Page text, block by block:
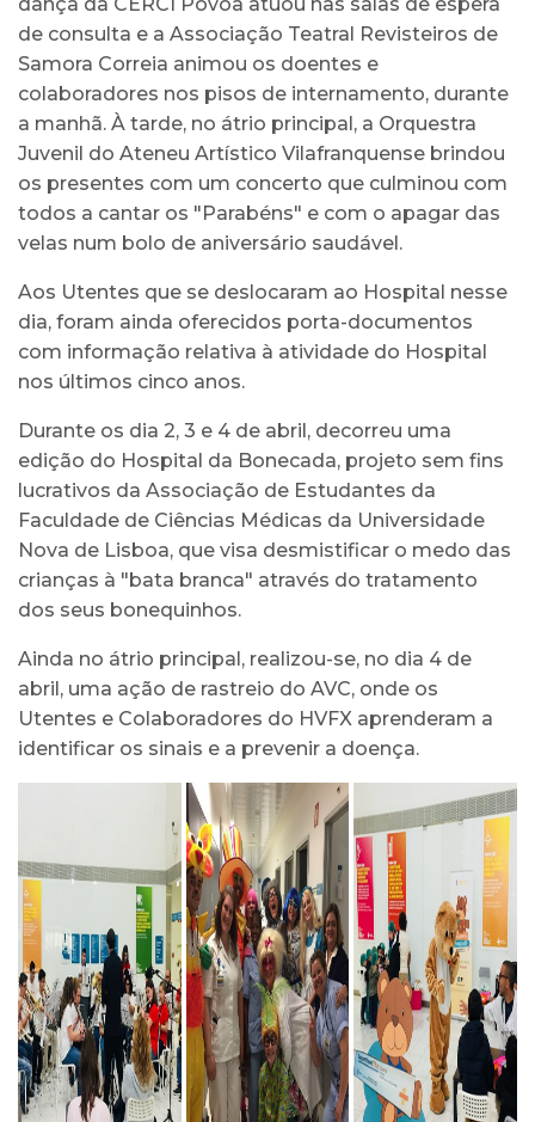
dança da CERCI Póvoa atuou nas salas de espera
de consulta e a Associação Teatral Revisteiros de
Samora Correia animou os doentes e
colaboradores nos pisos de internamento, durante
a manhã. À tarde, no átrio principal, a Orquestra
Juvenil do Ateneu Artístico Vilafranquense brindou
os presentes com um concerto que culminou com
todos a cantar os "Parabéns" e com o apagar das
velas num bolo de aniversário saudável.
Aos Utentes que se deslocaram ao Hospital nesse
dia, foram ainda oferecidos porta-documentos
com informação relativa à atividade do Hospital
nos últimos cinco anos.
Durante os dia 2, 3 e 4 de abril, decorreu uma
edição do Hospital da Bonecada, projeto sem fins
lucrativos da Associação de Estudantes da
Faculdade de Ciências Médicas da Universidade
Nova de Lisboa, que visa desmistificar o medo das
crianças à "bata branca" através do tratamento
dos seus bonequinhos.
Ainda no átrio principal, realizou-se, no dia 4 de
abril, uma ação de rastreio do AVC, onde os
Utentes e Colaboradores do HVFX aprenderam a
identificar os sinais e a prevenir a doença.